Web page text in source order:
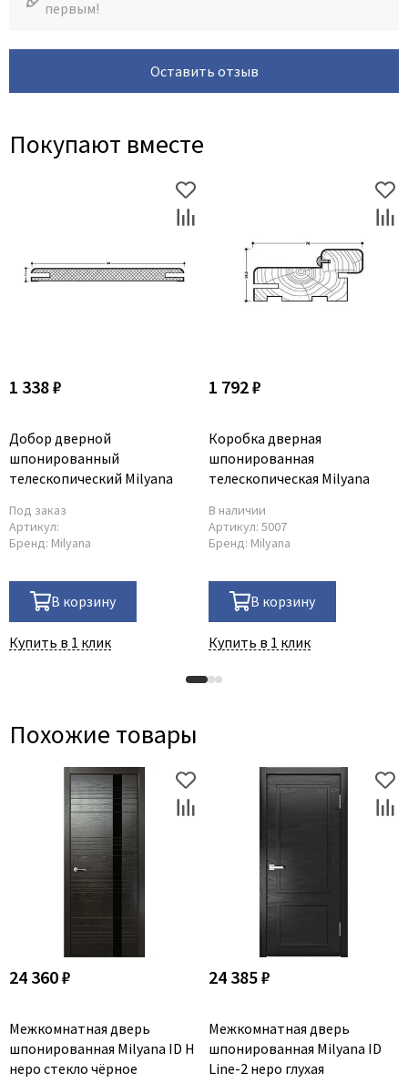
первым!
Оставить отзыв
Покупают вместе
1 338 ₽
Добор дверной
шпонированный
телескопический Milyana
Под заказ
Артикул:
Бренд: Milyana
В корзину
Купить в 1 клик
1 792 ₽
Коробка дверная
шпонированная
телескопическая Milyana
В наличии
Артикул: 5007
Бренд: Milyana
В корзину
Купить в 1 клик
Похожие товары
24 360 ₽
Межкомнатная дверь
шпонированная Milyana ID H
неро стекло чёрное
24 385 ₽
Межкомнатная дверь
шпонированная Milyana ID
Line-2 неро глухая